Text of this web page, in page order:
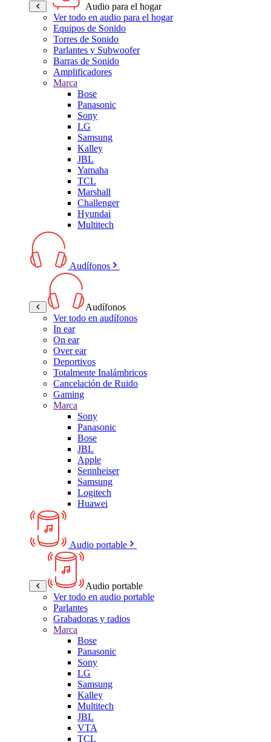
Audio para el hogar
Ver todo en audio para el hogar
Equipos de Sonido
Torres de Sonido
Parlantes y Subwoofer
Barras de Sonido
Amplificadores
Marca
Bose
Panasonic
Sony
LG
Samsung
Kalley
JBL
Yamaha
TCL
Marshall
Challenger
Hyundai
Multitech
Audífonos
Audífonos
Ver todo en audífonos
In ear
On ear
Over ear
Deportivos
Totalmente Inalámbricos
Cancelación de Ruido
Gaming
Marca
Sony
Panasonic
Bose
JBL
Apple
Sennheiser
Samsung
Logitech
Huawei
Audio portable
Audio portable
Ver todo en audio portable
Parlantes
Grabadoras y radios
Marca
Bose
Panasonic
Sony
LG
Samsung
Kalley
Multitech
JBL
VTA
TCL